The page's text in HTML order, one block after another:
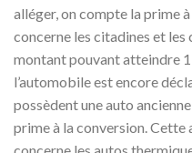
alléger, on compte la prime
concerne les citadines et les
montant pouvant atteindre 1
l’automobile est encore
possèdent une auto
prime à la conversion. Cette
concerne les autos